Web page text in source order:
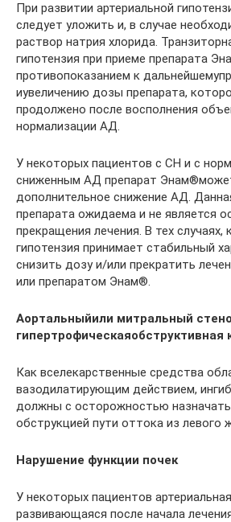
При развитии артериальной
следует уложить и, в случае
раствор натрия хлорида.
гипотензия при приеме препарата
противопоказанием к
иувеличению дозы препарата,
продолжено после восполнения
нормализации АД.
У некоторых пациентов с СН и с
сниженным АД препарат
дополнительное снижение АД.
препарата ожидаема и не является
прекращения лечения. В тех случаях,
гипотензия принимает стабильный
снизить дозу и/или прекратить
или препаратом Энам®.
Аортальныйили митральный
гипертрофическаяобструктивная
Как вселекарственные средства
вазодилатирующим действием,
должны с осторожностью
обструкцией пути оттока из левого
Нарушение функции почек
У некоторых пациентов
развивающаяся после начала